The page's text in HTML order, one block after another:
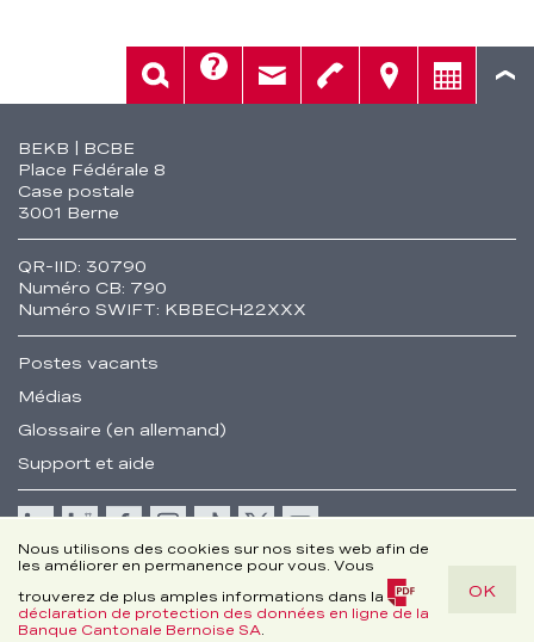
Cookie
Disclaimer
Nous utilisons des cookies sur nos sites web afin de
les améliorer en permanence pour vous. Vous
trouverez de plus amples informations dans la
déclaration de protection des données en ligne de la
Banque Cantonale Bernoise SA.
OK
Fusszeile
BEKB | BCBE
Place Fédérale 8
Case postale
3001 Berne
QR-IID: 30790
Numéro CB: 790
Numéro SWIFT: KBBECH22XXX
Postes vacants
Médias
Glossaire (en allemand)
Support et aide
© Banque Cantonale Bernoise SA